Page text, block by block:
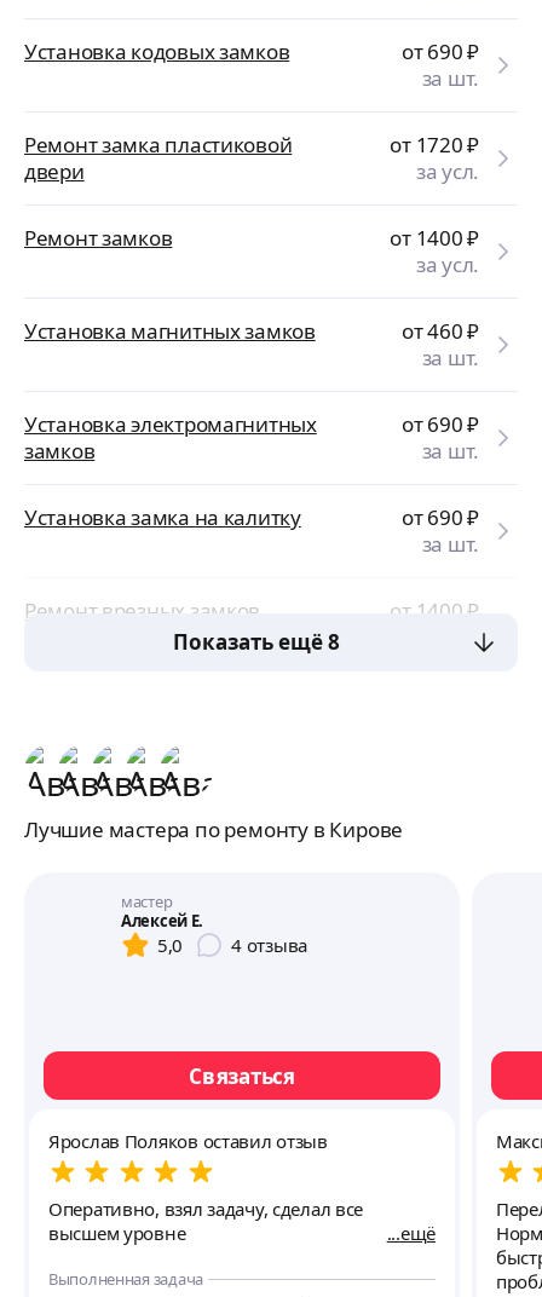
Установка кодовых замков от 690₽
за шт.
Ремонт замка пластиковой
двери
от 1720₽
за усл.
Ремонт замков от 1400₽
за усл.
Установка магнитных замков от 460₽
за шт.
Установка электромагнитных
замков
от 690₽
за шт.
Установка замка на калитку от 690₽
за шт.
Ремонт врезных замков от 1400₽
за усл.
Показать ещё 8
Лучшие мастера по ремонту в Кирове
мастер
Алексей Е.
5,0 4 отзыва
Связаться
Ярослав Поляков оставил отзыв
Оперативно, взял задачу, сделал все
высшем уровне
ещё
Выполненная задача